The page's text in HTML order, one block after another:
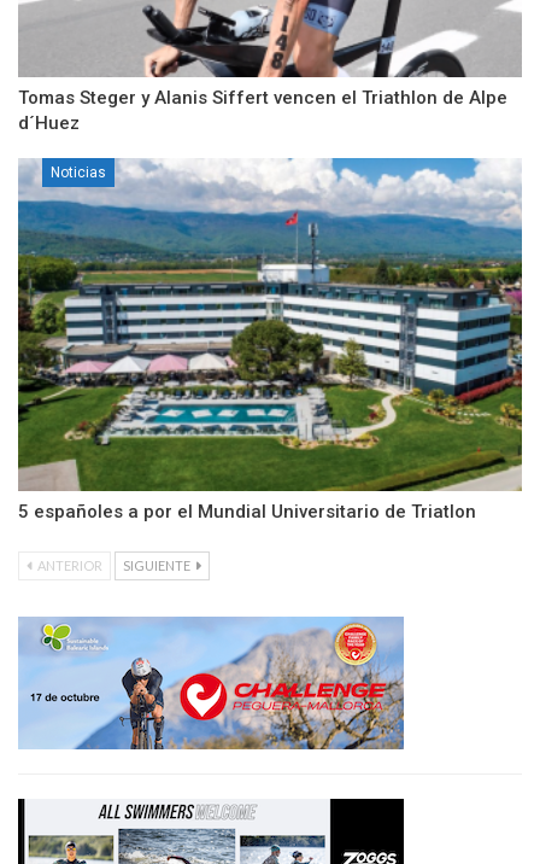
Tomas Steger y Alanis Siffert vencen el Triathlon de Alpe
d´Huez
Noticias
5 españoles a por el Mundial Universitario de Triatlon
ANTERIOR SIGUIENTE